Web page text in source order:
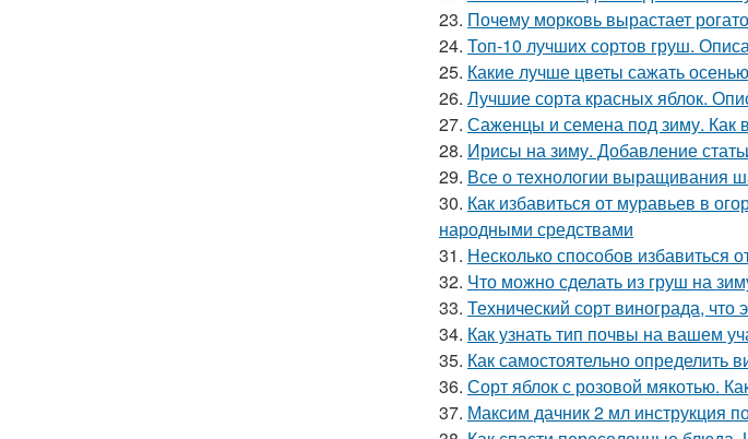
23. Почему морковь вырастает
24. Топ-10 лучших сортов груш.
25. Какие лучше цветы сажать
26. Лучшие сорта красных яблок.
27. Саженцы и семена под зиму. Как
28. Ирисы на зиму. Добавление
29. Все о технологии выращивания
30. Как избавиться от муравьев в
народными средствами
31. Несколько способов избавиться
32. Что можно сделать из груш на
33. Технический сорт винограда, что
34. Как узнать тип почвы на вашем
35. Как самостоятельно определить
36. Сорт яблок с розовой мякотью.
37. Максим дачник 2 мл инструкция